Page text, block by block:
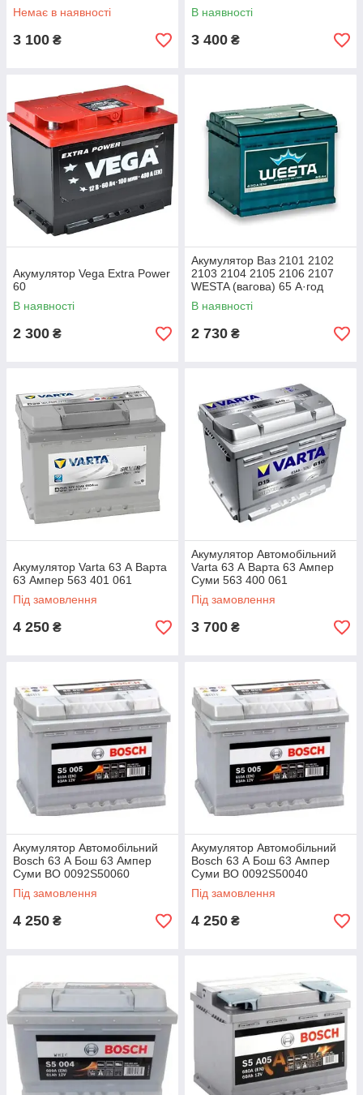
Немає в наявності
3 100 ₴
В наявності
3 400 ₴
Акумулятор Vega Extra Power
60
В наявності
2 300 ₴
Акумулятор Ваз 2101 2102
2103 2104 2105 2106 2107
WESTA (вагова) 65 А·год
В наявності
2 730 ₴
Акумулятор Varta 63 А Варта
63 Ампер 563 401 061
Під замовлення
4 250 ₴
Акумулятор Автомобільний
Varta 63 А Варта 63 Ампер
Суми 563 400 061
Під замовлення
3 700 ₴
Акумулятор Автомобільний
Bosch 63 А Бош 63 Ампер
Суми BO 0092S50060
Під замовлення
4 250 ₴
Акумулятор Автомобільний
Bosch 63 А Бош 63 Ампер
Суми BO 0092S50040
Під замовлення
4 250 ₴